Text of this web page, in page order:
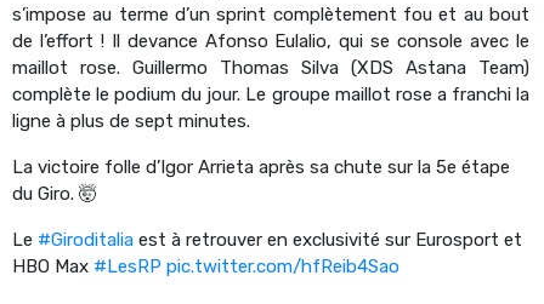
s’impose au terme d’un sprint complètement fou et au bout
de l’effort ! Il devance Afonso Eulalio, qui se console avec le
maillot rose. Guillermo Thomas Silva (XDS Astana Team)
complète le podium du jour. Le groupe maillot rose a franchi la
ligne à plus de sept minutes.
La victoire folle d’Igor Arrieta après sa chute sur la 5e étape
du Giro. 🤯
Le #Giroditalia est à retrouver en exclusivité sur Eurosport et
HBO Max #LesRP pic.twitter.com/hfReib4Sao